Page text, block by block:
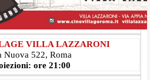
VILLA LAZZARONI
Nuova 522, Roma
ore 21:00